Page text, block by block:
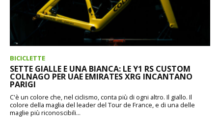
BICICLETTE
SETTE GIALLE E UNA BIANCA: LE Y1 RS CUSTOM
COLNAGO PER UAE EMIRATES XRG INCANTANO
PARIGI
C'è un colore che, nel ciclismo, conta più di ogni altro. Il giallo. Il
colore della maglia del leader del Tour de France, e di una delle
maglie più riconoscibili...